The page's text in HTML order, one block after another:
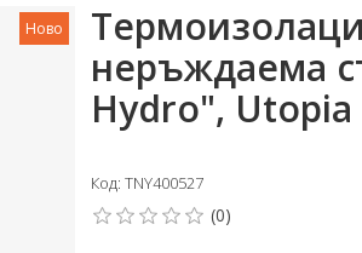
Ново
неръждаема
Hydro", Utopia
Код: TNY400527